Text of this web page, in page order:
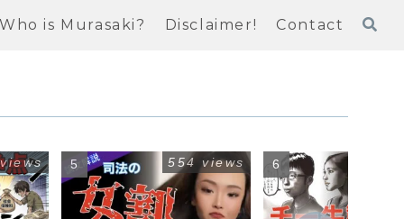
Who is Murasaki? Disclaimer! Contact
554 views